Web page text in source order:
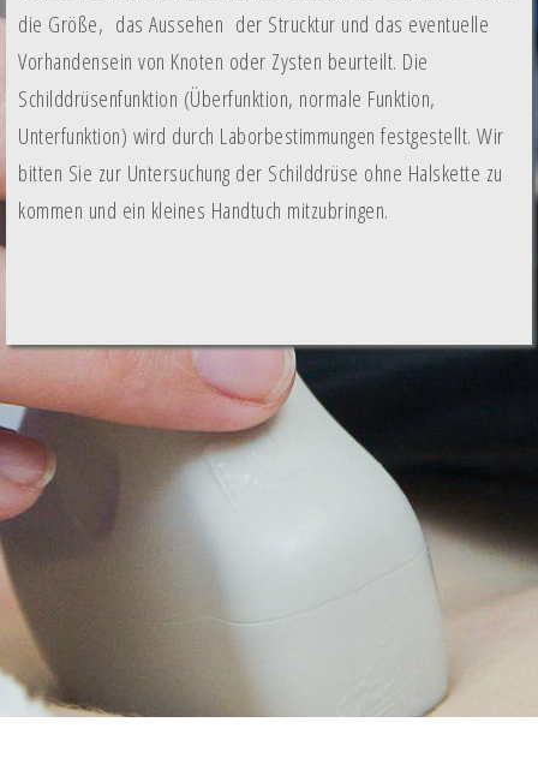
die Größe, das Aussehen der Strucktur und das eventuelle
Vorhandensein von Knoten oder Zysten beurteilt. Die
Schilddrüsenfunktion (Überfunktion, normale Funktion,
Unterfunktion) wird durch Laborbestimmungen festgestellt. Wir
bitten Sie zur Untersuchung der Schilddrüse ohne Halskette zu
kommen und ein kleines Handtuch mitzubringen.